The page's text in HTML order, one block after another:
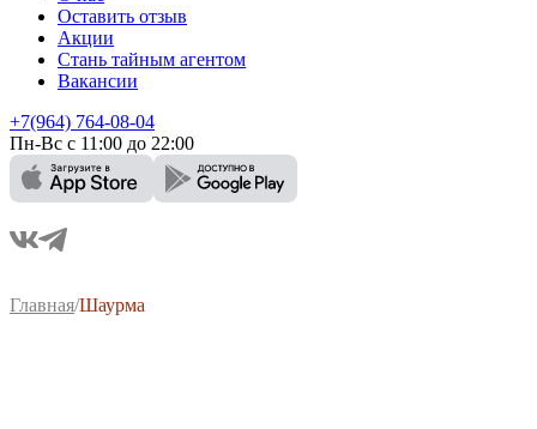
Оставить отзыв
Акции
Стань тайным агентом
Вакансии
+7(964) 764-08-04
Пн-Вс с 11:00 до 22:00
Главная/Шаурма